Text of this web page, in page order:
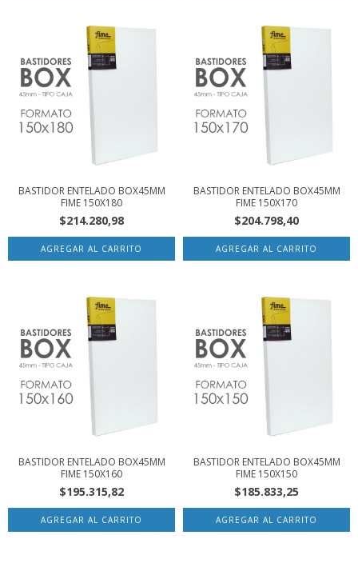
BASTIDOR ENTELADO BOX45MM
FIME 150X180
$214.280,98
BASTIDOR ENTELADO BOX45MM
FIME 150X170
$204.798,40
BASTIDOR ENTELADO BOX45MM
FIME 150X160
$195.315,82
BASTIDOR ENTELADO BOX45MM
FIME 150X150
$185.833,25